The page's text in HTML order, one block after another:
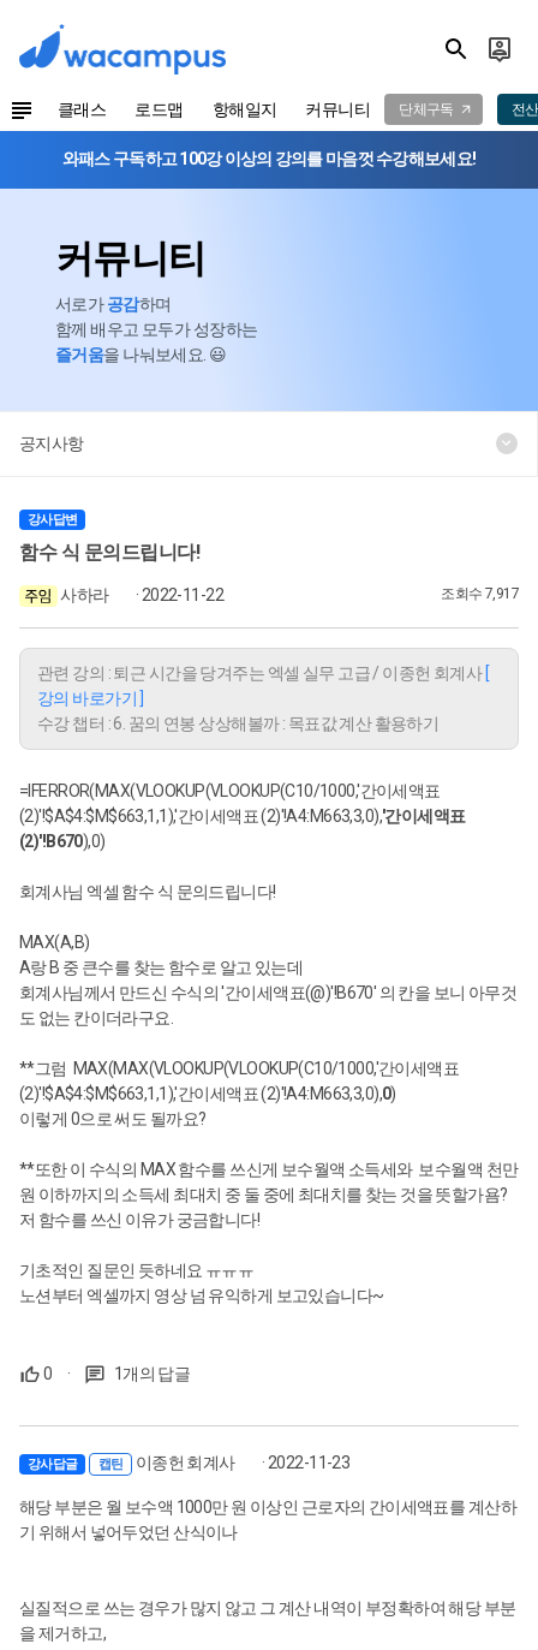
클래스 로드맵 항해일지 커뮤니티 단체구독 전
와패스 구독하고 100강 이상의 강의를 마음껏 수강해보세요!
커뮤니티
서로가공감하며
함께 배우고 모두가 성장하는
즐거움을 나눠보세요. 😃
공지사항
강사답변
함수 식 문의드립니다!
사하라 · 2022-11-22 조회수 7,917
관련 강의 : 퇴근 시간을 당겨주는 엑셀 실무 고급 / 이종헌 회계사 [
강의 바로가기 ]
수강 챕터 : 6. 꿈의 연봉 상상해볼까 : 목표값 계산 활용하기
=IFERROR(MAX(VLOOKUP(VLOOKUP(C10/1000,'간이세액표
(2)'!$A$4:$M$663,1,1),'간이세액표 (2)'!A4:M663,3,0),'간이세액표
(2)'!B670),0)
회계사님 엑셀 함수 식 문의드립니다!
MAX(A,B)
A랑 B 중 큰수를 찾는 함수로 알고 있는데
회계사님께서 만드신 수식의 '간이세액표(@)'!B670' 의 칸을 보니 아무것
도 없는 칸이더라구요.
**그럼 MAX(MAX(VLOOKUP(VLOOKUP(C10/1000,'간이세액표
(2)'!$A$4:$M$663,1,1),'간이세액표 (2)'!A4:M663,3,0),0)
이렇게 0으로 써도 될까요?
**또한 이 수식의 MAX 함수를 쓰신게 보수월액 소득세와 보수월액 천만
원 이하까지의 소득세 최대치 중 둘 중에 최대치를 찾는 것을 뜻할가욤?
저 함수를 쓰신 이유가 궁금합니다!
기초적인 질문인 듯하네요 ㅠㅠㅠ
노션부터 엑셀까지 영상 넘 유익하게 보고있습니다~
0 · 1개의 답글
강사답글 캡틴 이종헌 회계사 · 2022-11-23
해당 부분은 월 보수액 1000만 원 이상인 근로자의 간이세액표를 계산하
기 위해서 넣어두었던 산식이나
실질적으로 쓰는 경우가 많지 않고 그 계산 내역이 부정확하여 해당 부분
을 제거하고,